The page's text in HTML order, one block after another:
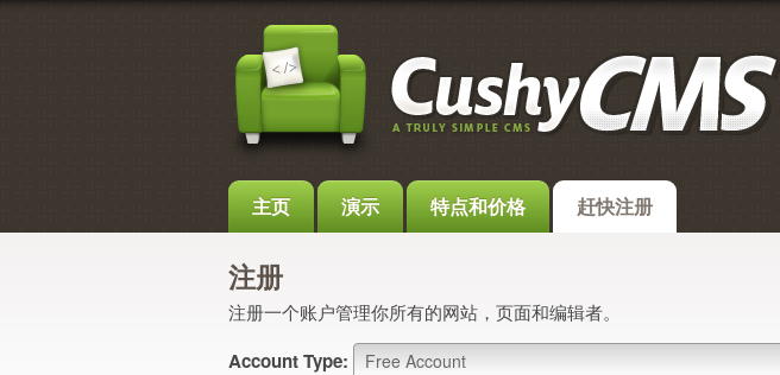
主页 演示 特点和价格 赶快注册
注册
注册一个账户管理你所有的网站，页面和编辑者。
Account Type: